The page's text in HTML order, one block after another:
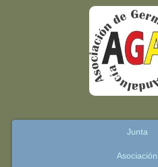
Junta
Asociación